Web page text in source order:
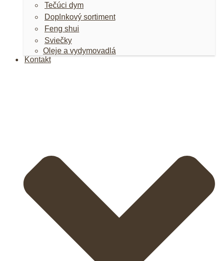
Tečúci dym
Doplnkový sortiment
Feng shui
Sviečky
Oleje a vydymovadlá
Kontakt